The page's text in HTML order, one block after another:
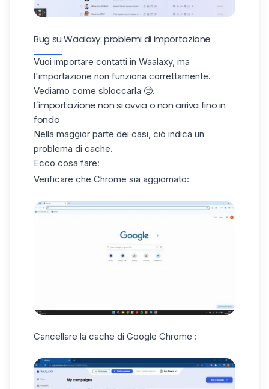
Bug su Waalaxy: problemi di importazione
Vuoi importare contatti in Waalaxy, ma
l'importazione non funziona correttamente.
Vediamo come sbloccarla 🧐.
L'importazione non si avvia o non arriva fino in
fondo
Nella maggior parte dei casi, ciò indica un
problema di cache.
Ecco cosa fare:
Verificare che Chrome sia aggiornato:
Cancellare la cache di Google Chrome :